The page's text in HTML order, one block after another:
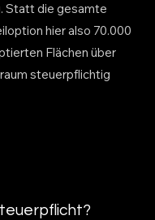
Statt die gesamte
hier also 70.000
Flächen über
steuerpflichtig